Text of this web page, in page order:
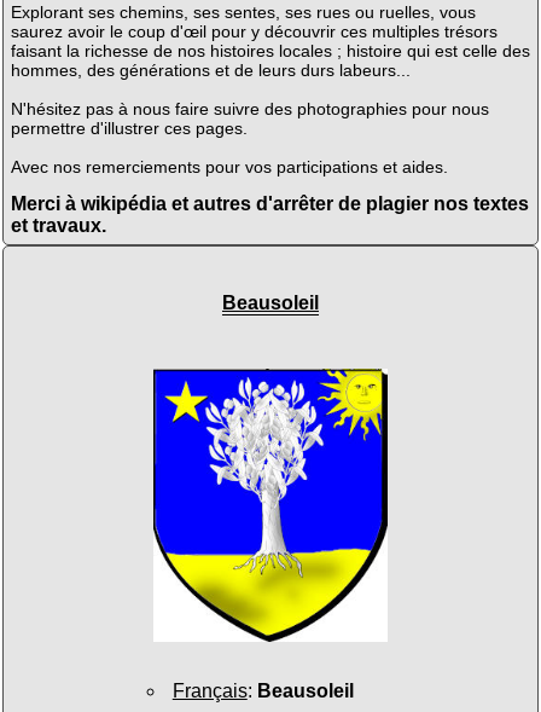
Explorant ses chemins, ses sentes, ses rues ou ruelles, vous
saurez avoir le coup d'œil pour y découvrir ces multiples trésors
faisant la richesse de nos histoires locales ; histoire qui est celle des
hommes, des générations et de leurs durs labeurs...
N'hésitez pas à nous faire suivre des photographies pour nous
permettre d'illustrer ces pages.
Avec nos remerciements pour vos participations et aides.
Merci à wikipédia et autres d'arrêter de plagier nos textes
et travaux.
Beausoleil
Français: Beausoleil